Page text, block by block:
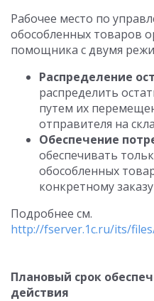
Рабочее место по
обособленных товаров
помощника с двумя
Распределение
распределить
путем их
отправителя на
Обеспечение
обеспечивать
обособленных
конкретному
Подробнее см.
http://fserver.1c.ru/its/
Плановый срок
действия